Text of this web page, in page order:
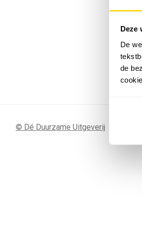
Deze
De
de
© Dé Duurzame Uitgeverij